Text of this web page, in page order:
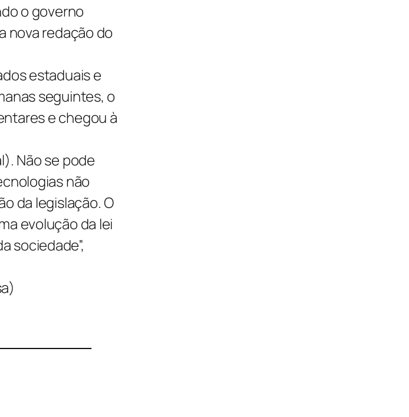
o governo
nova redação do
estaduais e
seguintes, o
e chegou à
Não se pode
não
da legislação. O
evolução da lei
sociedade”,